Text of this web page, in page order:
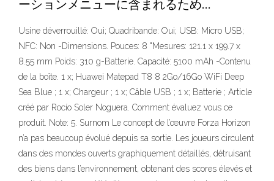
ーションメニューに含まれるため…
Usine déverrouillé: Oui; Quadribande: Oui; USB: Micro USB;
NFC: Non -Dimensions. Pouces: 8 "Mesures: 121.1 x 199.7 x
8.55 mm Poids: 310 g-Batterie. Capacité: 5100 mAh -Contenu
de la boîte. 1 x; Huawei Matepad T8 8 2Go/16Go WiFi Deep
Sea Blue ; 1 x; Chargeur ; 1 x; Câble USB ; 1 x; Batterie ; Article
créé par Rocío Soler Noguera. Comment évaluez vous ce
produit. Note: 5. Surnom Le concept de l’œuvre Forza Horizon
n’a pas beaucoup évolué depuis sa sortie. Les joueurs circulent
dans des mondes ouverts graphiquement détaillés, détruisant
des biens dans l’environnement, obtenant des scores élevés et